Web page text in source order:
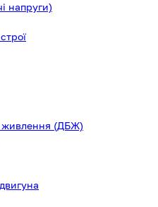
напруги)
живлення (ДБЖ)